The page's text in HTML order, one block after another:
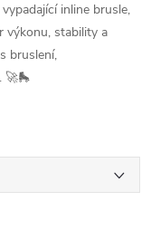
inline brusle,
výkonu, stability a
bruslení,
🚀🛼